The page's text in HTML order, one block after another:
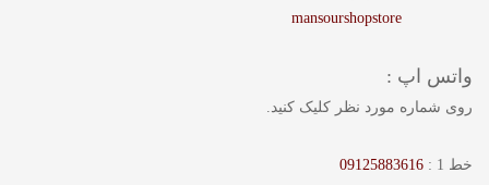
mansourshopstore
واتس اپ :
روی شماره مورد نظر کلیک کنید.
خط 1 :
09125883616